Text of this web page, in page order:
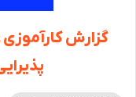
گزارش کارآموزی